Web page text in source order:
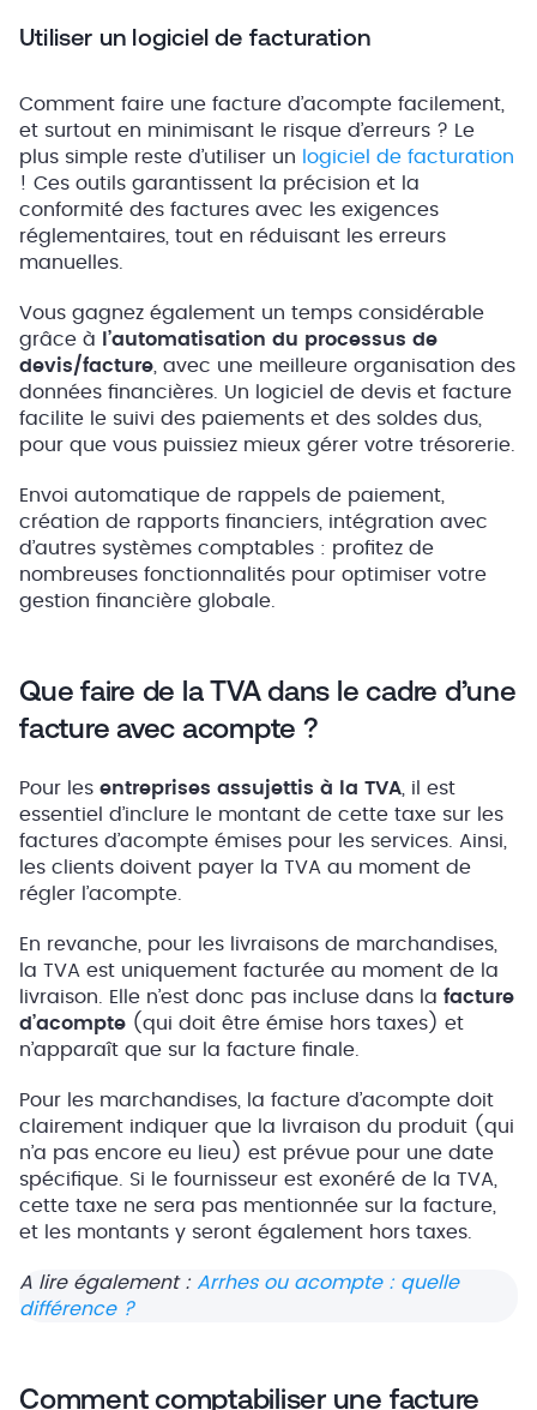
Utiliser un logiciel de facturation
Comment faire une facture d’acompte facilement,
et surtout en minimisant le risque d’erreurs ? Le
plus simple reste d’utiliser un
logiciel de facturation
! Ces outils garantissent la précision et la
conformité des factures avec les exigences
réglementaires, tout en réduisant les erreurs
manuelles.
Vous gagnez également un temps considérable
grâce à
l’automatisation du processus de
devis/facture, avec une meilleure organisation des
données financières. Un logiciel de devis et facture
facilite le suivi des paiements et des soldes dus,
pour que vous puissiez mieux gérer votre trésorerie.
Envoi automatique de rappels de paiement,
création de rapports financiers, intégration avec
d’autres systèmes comptables : profitez de
nombreuses fonctionnalités pour optimiser votre
gestion financière globale.
Que faire de la TVA dans le cadre d’une
facture avec acompte ?
Pour les entreprises assujettis à la TVA, il est
essentiel d’inclure le montant de cette taxe sur les
factures d’acompte émises pour les services. Ainsi,
les clients doivent payer la TVA au moment de
régler l’acompte.
En revanche, pour les livraisons de marchandises,
la TVA est uniquement facturée au moment de la
livraison. Elle n’est donc pas incluse dans la facture
d’acompte (qui doit être émise hors taxes) et
n’apparaît que sur la facture finale.
Pour les marchandises, la facture d’acompte doit
clairement indiquer que la livraison du produit (qui
n’a pas encore eu lieu) est prévue pour une date
spécifique. Si le fournisseur est exonéré de la TVA,
cette taxe ne sera pas mentionnée sur la facture,
et les montants y seront également hors taxes.
A lire également : Arrhes ou acompte : quelle
différence ?
Comment comptabiliser une facture